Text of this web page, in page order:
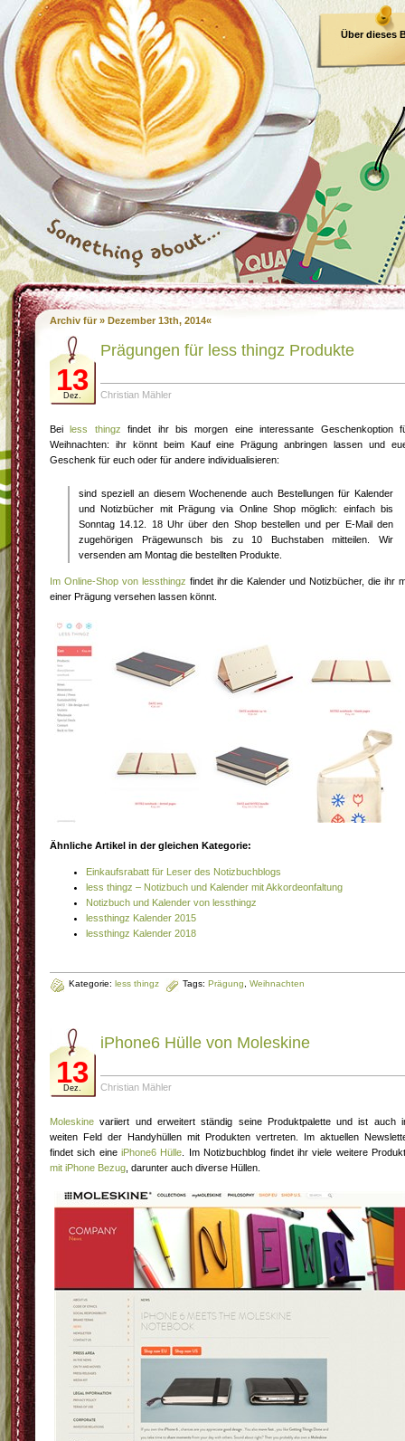
Über dieses
Archiv für » Dezember 13th, 2014«
13
Dez.
Prägungen für less thingz Produkte
Christian Mähler
Beiless thingz findet ihr bis morgen eine interessante Geschenkoption
Weihnachten: ihr könnt beim Kauf eine Prägung anbringen lassen und
Geschenk für euch oder für andere individualisieren:
sind speziell an diesem Wochenende auch Bestellungen für Kalender
und Notizbücher mit Prägung via Online Shop möglich: einfach bis
Sonntag 14.12. 18 Uhr über den Shop bestellen und per E-Mail den
zugehörigen Prägewunsch bis zu 10 Buchstaben mitteilen. Wir
versenden am Montag die bestellten Produkte.
Im Online-Shop von lessthingz findet ihr die Kalender und Notizbücher, die ihr
einer Prägung versehen lassen könnt.
Ähnliche Artikel in der gleichen Kategorie:
Einkaufsrabatt für Leser des Notizbuchblogs
less thingz – Notizbuch und Kalender mit Akkordeonfaltung
Notizbuch und Kalender von lessthingz
lessthingz Kalender 2015
lessthingz Kalender 2018
Kategorie: less thingz Tags: Prägung Weihnachten
13
Dez.
iPhone6 Hülle von Moleskine
Christian Mähler
Moleskine variiert und erweitert ständig seine Produktpalette und ist auch
weiten Feld der Handyhüllen mit Produkten vertreten. Im aktuellen
findet sich eineiPhone6 Hülle . Im Notizbuchblog findet ihr viele weitere
mit iPhone Bezug , darunter auch diverse Hüllen.